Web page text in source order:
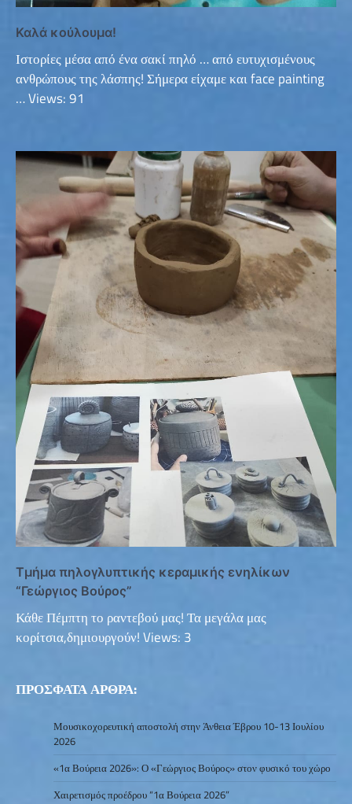
Καλά κούλουμα!
Ιστορίες μέσα από ένα σακί πηλό … από ευτυχισμένους
ανθρώπους της λάσπης! Σήμερα είχαμε και face painting
… Views: 91
Τμήμα πηλογλυπτικής κεραμικής ενηλίκων
“Γεώργιος Βούρος”
Κάθε Πέμπτη το ραντεβού μας! Τα μεγάλα μας
κορίτσια,δημιουργούν! Views: 3
ΠΡΟΣΦΑΤΑ ΑΡΘΡΑ:
Μουσικοχορευτική αποστολή στην Άνθεια Έβρου 10-13 Ιουλίου
2026
«1α Βούρεια 2026»: Ο «Γεώργιος Βούρος» στον φυσικό του χώρο
Χαιρετισμός προέδρου “1α Βούρεια 2026”